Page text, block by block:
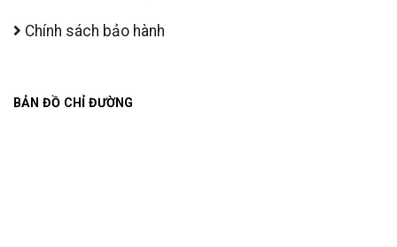
Chính sách bảo hành
BẢN ĐỒ CHỈ ĐƯỜNG